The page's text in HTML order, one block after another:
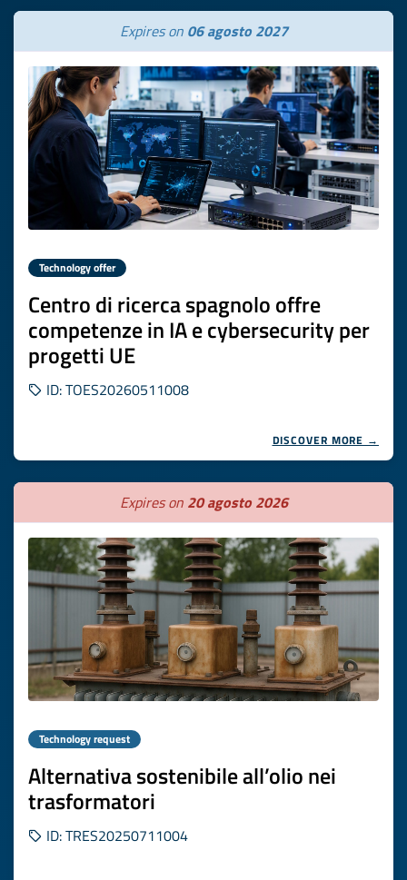
Expires on 06 agosto 2027
Technology offer
Centro di ricerca spagnolo offre
competenze in IA e cybersecurity per
progetti UE
ID: TOES20260511008
DISCOVER MORE →
Expires on 20 agosto 2026
Technology request
Alternativa sostenibile all’olio nei
trasformatori
ID: TRES20250711004